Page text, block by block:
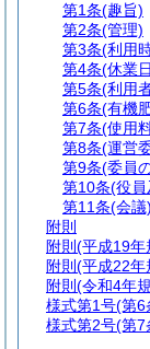
第1条(趣旨)
第2条(管理)
第3条(利用
第4条(休業
第5条(利用
第6条(有機
第7条(使用
第8条(運営
第9条(委員
第10条(役員
第11条(会議)
附則
附則 (平成19年
附則 (平成22年
附則 (令和4年
様式第1号(第6
様式第2号(第7